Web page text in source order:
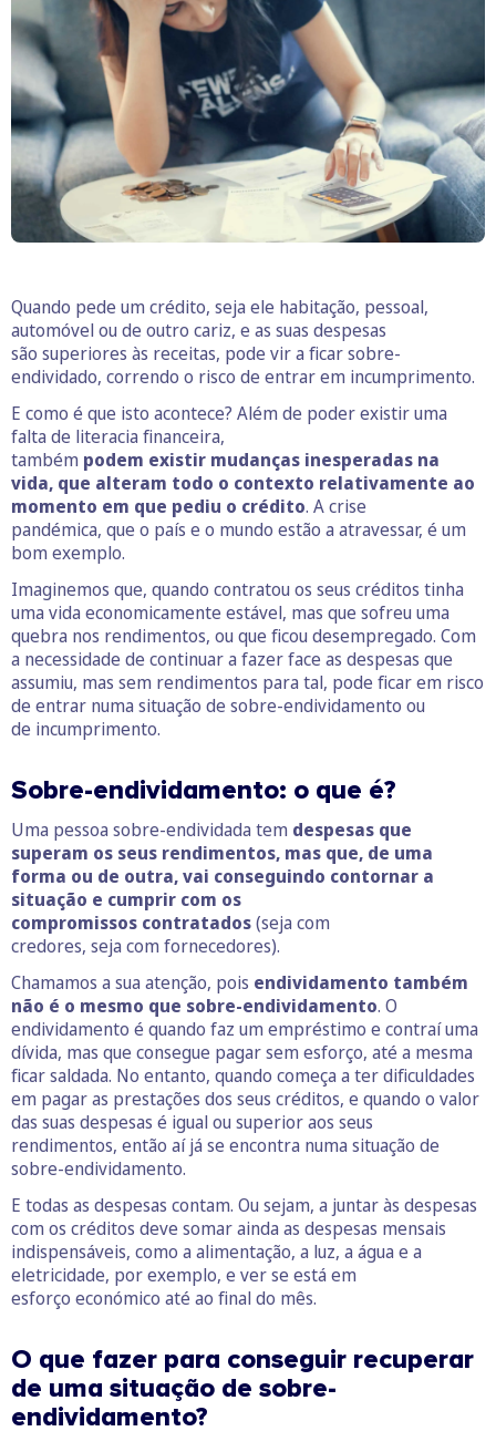
Quando pede um crédito, seja ele habitação, pessoal,
automóvel ou de outro cariz, e as suas despesas
são superiores às receitas, pode vir a ficar sobre-
endividado, correndo o risco de entrar em incumprimento.
E como é que isto acontece? Além de poder existir uma
falta de literacia financeira,
também podem existir mudanças inesperadas na
vida, que alteram todo o contexto relativamente ao
momento em que pediu o crédito. A crise
pandémica, que o país e o mundo estão a atravessar, é um
bom exemplo.
Imaginemos que, quando contratou os seus créditos tinha
uma vida economicamente estável, mas que sofreu uma
quebra nos rendimentos, ou que ficou desempregado. Com
a necessidade de continuar a fazer face as despesas que
assumiu, mas sem rendimentos para tal, pode ficar em risco
de entrar numa situação de sobre-endividamento ou
de incumprimento.
Sobre-endividamento: o que é?
Uma pessoa sobre-endividada tem despesas que
superam os seus rendimentos, mas que, de uma
forma ou de outra, vai conseguindo contornar a
situação e cumprir com os
compromissos contratados(seja com
credores, seja com fornecedores).
Chamamos a sua atenção, pois endividamento também
não é o mesmo que sobre-endividamento. O
endividamento é quando faz um empréstimo e contraí uma
dívida, mas que consegue pagar sem esforço, até a mesma
ficar saldada. No entanto, quando começa a ter dificuldades
em pagar as prestações dos seus créditos, e quando o valor
das suas despesas é igual ou superior aos seus
rendimentos, então aí já se encontra numa situação de
sobre-endividamento.
E todas as despesas contam. Ou sejam, a juntar às despesas
com os créditos deve somar ainda as despesas mensais
indispensáveis, como a alimentação, a luz, a água e a
eletricidade, por exemplo, e ver se está em
esforço económico até ao final do mês.
O que fazer para conseguir recuperar
de uma situação de sobre-
endividamento?